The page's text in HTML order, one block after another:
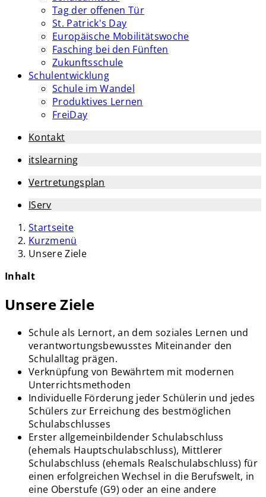
Tag der offenen Tür
St. Patrick's Day
Europäische Mobilitätswoche
Fasching bei den Fünften
Zukunftsschule
Schulentwicklung
Schule im Wandel
Produktives Lernen
FreiDay
Kontakt
itslearning
Vertretungsplan
IServ
Startseite
Kurzmenü
Unsere Ziele
Inhalt
Unsere Ziele
Schule als Lernort, an dem soziales Lernen und
verantwortungsbewusstes Miteinander den
Schulalltag prägen.
Verknüpfung von Bewährtem mit modernen
Unterrichtsmethoden
Individuelle Förderung jeder Schülerin und jedes
Schülers zur Erreichung des bestmöglichen
Schulabschlusses
Erster allgemeinbildender Schulabschluss
(ehemals Hauptschulabschluss), Mittlerer
Schulabschluss (ehemals Realschulabschluss) für
einen erfolgreichen Wechsel in die Berufswelt, in
eine Oberstufe (G9) oder an eine andere